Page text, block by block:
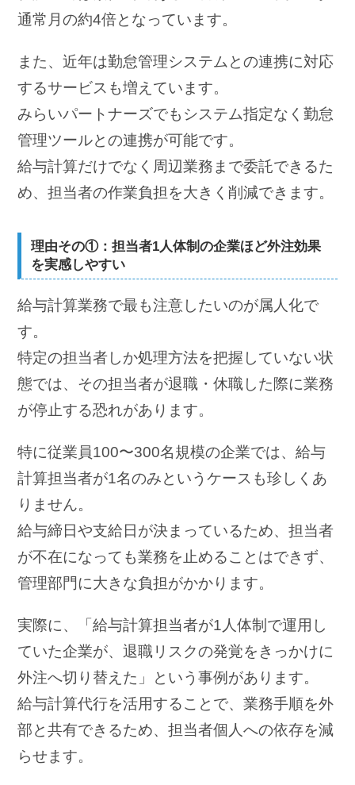
通常月の約4倍となっています。
また、近年は勤怠管理システムとの連携に対応
するサービスも増えています。
みらいパートナーズでもシステム指定なく勤怠
管理ツールとの連携が可能です。
給与計算だけでなく周辺業務まで委託できるた
め、担当者の作業負担を大きく削減できます。
理由その①：担当者1人体制の企業ほど外注効果
を実感しやすい
給与計算業務で最も注意したいのが属人化で
す。
特定の担当者しか処理方法を把握していない状
態では、その担当者が退職・休職した際に業務
が停止する恐れがあります。
特に従業員100〜300名規模の企業では、給与
計算担当者が1名のみというケースも珍しくあ
りません。
給与締日や支給日が決まっているため、担当者
が不在になっても業務を止めることはできず、
管理部門に大きな負担がかかります。
実際に、「給与計算担当者が1人体制で運用し
ていた企業が、退職リスクの発覚をきっかけに
外注へ切り替えた」という事例があります。
給与計算代行を活用することで、業務手順を外
部と共有できるため、担当者個人への依存を減
らせます。